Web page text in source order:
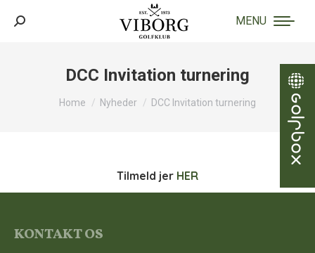
MENU
Search:
DCC Invitation turnering
You are here:
Home Nyheder DCC Invitation turnering
Tilmeld jer HER
KONTAKT OS